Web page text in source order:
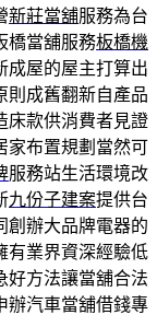
新莊當舖服務為台
橋當舖服務板橋機
成屋的屋主打算出
則成舊翻新自產品
床款供消費者見證
家布置規劃當然可
服務站生活環境改
九份子建案提供台
創辦大品牌電器的
有業界資深經驗低
好方法讓當舖合法
辦汽車當舖借錢專